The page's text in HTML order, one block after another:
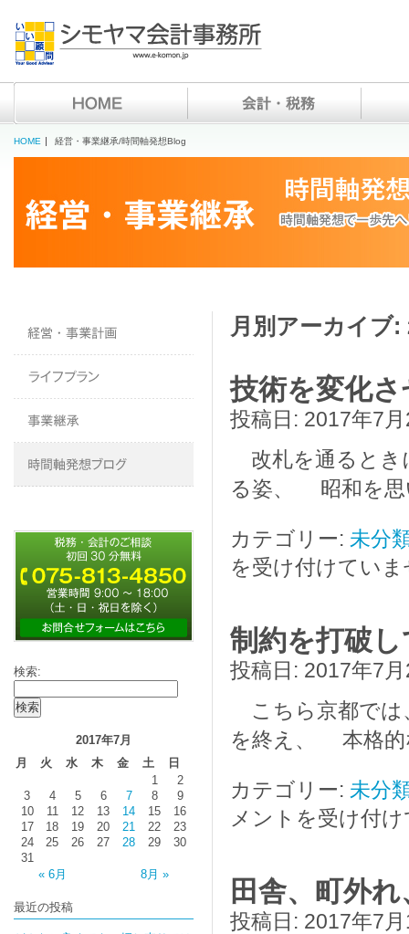
HOME 経営・事業継承/時間軸発想Blog
月別アーカイブ:
技術を変化
投稿日: 2017年7
改札を通るとき
る姿、 昭和を
カテゴリー: 未分
を受け付けてい
制約を打破
投稿日: 2017年7
こちら京都では
を終え、 本格
カテゴリー: 未分
メントを受け付
田舎、町外
投稿日: 2017年7
検索:
2017年7月
月
火 水 木 金 土 日
« 6月 8月 »
1
2
3
4 5 6 7 8
9
10
11 12 13 14 15
16
17
18 19 20 21 22
23
24
25 26 27 28 29
30
31
最近の投稿